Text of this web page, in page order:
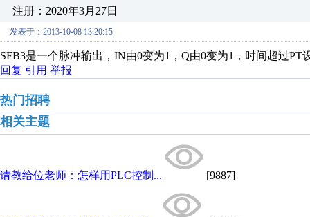
注册：2020年3月27日
发表于：2013-10-08 13:20:15
SFB3是一个脉冲输出，IN由0变为1，Q由0变为1，时间超过
回复 引用 举报
热门招聘
相关主题
请教给位老师：怎样用PLC控制... [9887]